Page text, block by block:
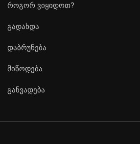
როგორ ვიყიდოთ?
გადახდა
დაბრუნება
მიწოდება
განვადება